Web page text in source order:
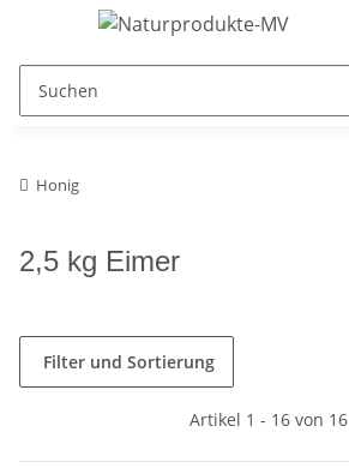
Honig
2,5 kg Eimer
Filter und Sortierung
Artikel 1 - 16 von 16